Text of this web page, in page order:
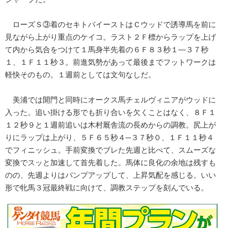
ローズＳ③着のセキトバイーストはＣウッドで誘導馬を前に
見ながら上がり重点のケイコ。ラスト２Ｆ標からラップを上げ
て内から気合をつけて１馬身半先着の６Ｆ８３秒１―３７秒
１、１Ｆ１１秒３。前進気勢があって最後までフットワークは
軽快そのもの。１週前としては文句なしだ。
美浦では開門と同時にオークス馬チェルヴィニアがウッドに
入った。追い掛ける形でも折り合いを欠くことはなく、８Ｆ１
１２秒９と１週前追いは木村厩舎流の長めからの調教。尻上が
りにラップは上がり、５Ｆ６５秒４─３７秒０、１Ｆ１１秒４
でフィニッシュ。手前変換でブレた先週と比べて、スムーズな
変換でスッと加速して首先着した。馬体に良化の余地は残すも
のの、先週よりはパンプアップして、上昇気配を感じる。いい
形で牝馬３冠最終戦に向けて、調教ステップを刻んでいる。